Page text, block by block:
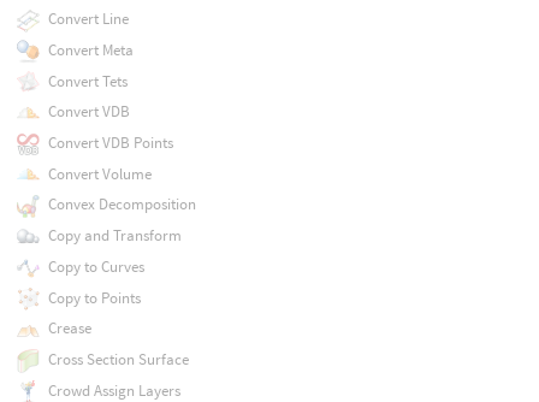
Convert Line
Convert Meta
Convert Tets
Convert VDB
Convert VDB Points
Convert Volume
Convex Decomposition
Copy and Transform
Copy to Curves
Copy to Points
Crease
Cross Section Surface
Crowd Assign Layers